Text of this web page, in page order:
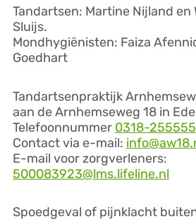
Tandartsen: Martine Nijland en
Sluijs.
Mondhygiënisten: Faiza
Goedhart
Tandartsenpraktijk
aan de Arnhemseweg 18 in
Telefoonnummer 0318-255555
Contact via e-mail:
E-mail voor zorgverleners:
500083923@lms.lifeline.nl
Spoedgeval of pijnklacht